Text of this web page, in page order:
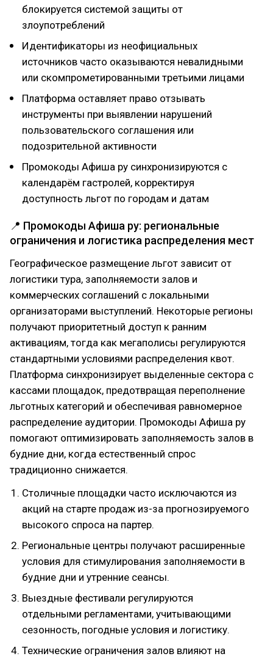
блокируется системой защиты от
злоупотреблений
Идентификаторы из неофициальных
источников часто оказываются невалидными
или скомпрометированными третьими лицами
Платформа оставляет право отзывать
инструменты при выявлении нарушений
пользовательского соглашения или
подозрительной активности
Промокоды Афиша ру синхронизируются с
календарём гастролей, корректируя
доступность льгот по городам и датам
📍 Промокоды Афиша ру: региональные
ограничения и логистика распределения мест
Географическое размещение льгот зависит от
логистики тура, заполняемости залов и
коммерческих соглашений с локальными
организаторами выступлений. Некоторые регионы
получают приоритетный доступ к ранним
активациям, тогда как мегаполисы регулируются
стандартными условиями распределения квот.
Платформа синхронизирует выделенные сектора с
кассами площадок, предотвращая переполнение
льготных категорий и обеспечивая равномерное
распределение аудитории. Промокоды Афиша ру
помогают оптимизировать заполняемость залов в
будние дни, когда естественный спрос
традиционно снижается.
Столичные площадки часто исключаются из
акций на старте продаж из-за прогнозируемого
высокого спроса на партер.
Региональные центры получают расширенные
условия для стимулирования заполняемости в
будние дни и утренние сеансы.
Выездные фестивали регулируются
отдельными регламентами, учитывающими
сезонность, погодные условия и логистику.
Технические ограничения залов влияют на